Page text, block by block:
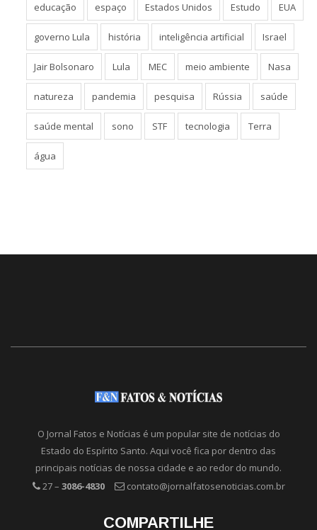
educação espaço Estados Unidos Estudo EUA
governo Lula história inteligência artificial Israel
Jair Bolsonaro Lula MEC meio ambiente Nasa
natureza pandemia pesquisa Rússia saúde
saúde mental sono STF tecnologia Terra
água
O Jornal Fatos e Notícias é um popular site de notícias do
Estado do Espírito Santo. Aqui você fica por dentro das
principais notícias de nossa cidade e ao redor do mundo.
27 – 3086-4830 contato@jornalfatosenoticias.com.br
COMPARTILHE